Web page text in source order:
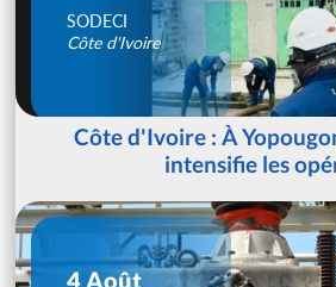
SODECI
Côte d'Ivoire
Côte d'Ivoire : À
intensifie les
4 Août